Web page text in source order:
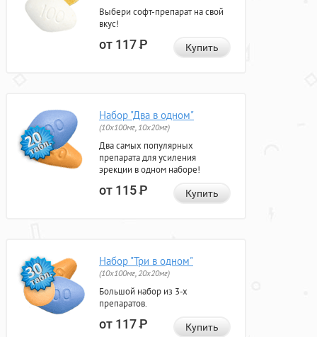
Выбери софт-препарат на свой
вкус!
от 117Р Купить
Набор "Два в одном"
(10x100мг, 10x20мг)
Два самых популярных
препарата для усиления
эрекции в одном наборе!
от 115Р Купить
Набор "Три в одном"
(10x100мг, 20x20мг)
Большой набор из 3-х
препаратов.
от 117Р Купить